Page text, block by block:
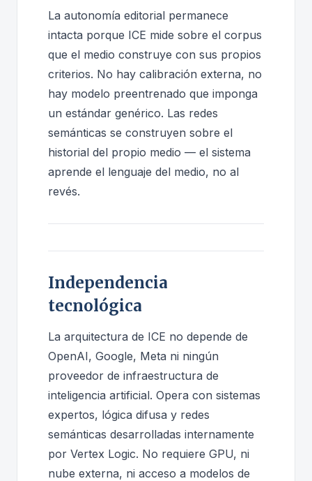
La autonomía editorial permanece
intacta porque ICE mide sobre el corpus
que el medio construye con sus propios
criterios. No hay calibración externa, no
hay modelo preentrenado que imponga
un estándar genérico. Las redes
semánticas se construyen sobre el
historial del propio medio — el sistema
aprende el lenguaje del medio, no al
revés.
Independencia
tecnológica
La arquitectura de ICE no depende de
OpenAI, Google, Meta ni ningún
proveedor de infraestructura de
inteligencia artificial. Opera con sistemas
expertos, lógica difusa y redes
semánticas desarrolladas internamente
por Vertex Logic. No requiere GPU, ni
nube externa, ni acceso a modelos de